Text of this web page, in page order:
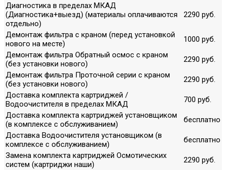
Диагностика в пределах МКАД
(Диагностика+выезд) (материалы оплачиваются
отдельно)
2290 руб.
Демонтаж фильтра с краном (перед установкой
нового на месте)
1000 руб.
Демонтаж фильтра Обратный осмос с краном
(без установки нового)
2290 руб.
Демонтаж фильтра Проточной серии с краном
(без установки нового)
2290 руб.
Доставка комплекта картриджей /
Водоочистителя в пределах МКАД
700 руб.
Доставка комплекта картриджей установщиком
(в комплексе с обслуживанием)
бесплатно
Доставка Водоочистителя установщиком (в
комплексе с обслуживанием)
бесплатно
Замена комплекта картриджей Осмотических
систем (картриджи наши)
2290 руб.